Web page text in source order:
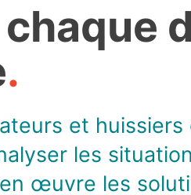
.
et
les
œuvre les